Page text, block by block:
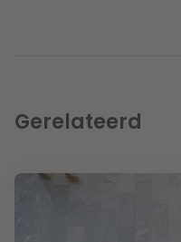
Gerelateerd